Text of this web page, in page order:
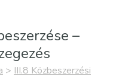
–
> III.8 Közbeszerzési